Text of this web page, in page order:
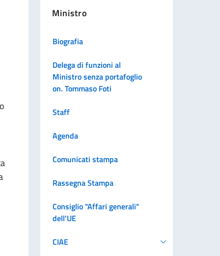
Ministro
Biografia
Delega di funzioni al
Ministro senza portafoglio
on. Tommaso Foti
Staff
Agenda
Comunicati stampa
Rassegna Stampa
Consiglio "Affari generali"
dell'UE
CIAE